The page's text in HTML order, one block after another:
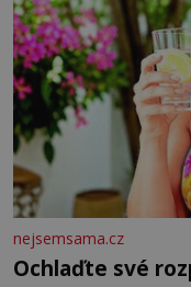
nejsemsama.cz
Ochlaďte své